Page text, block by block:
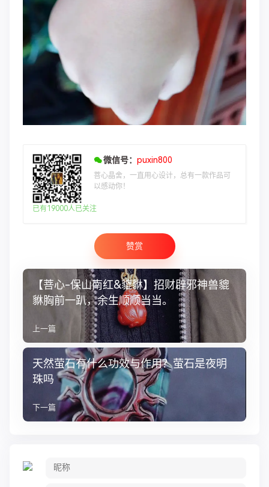
微信号： puxin800
菩心晶舍，一直用心设计，总有一款作品可
以感动你！
已有19000人已关注
赞赏
【菩心-保山南红&貔貅】招财辟邪神兽貔
貅胸前一趴，余生顺顺当当。
上一篇
天然萤石有什么功效与作用？萤石是夜明
珠吗
下一篇